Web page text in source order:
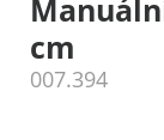
cm
007.394